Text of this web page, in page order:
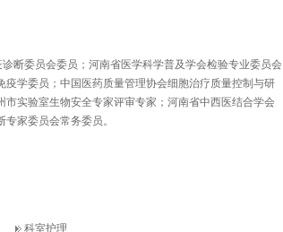
断委员会委员；河南省医学科学普及学会检验专业委员会
学委员；中国医药质量管理协会细胞治疗质量控制与研
实验室生物安全专家评审专家；河南省中西医结合学会
家委员会常务委员。
科室护理